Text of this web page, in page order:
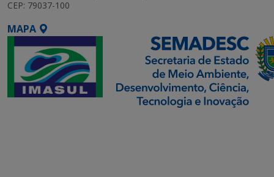
CEP: 79037-100
MAPA